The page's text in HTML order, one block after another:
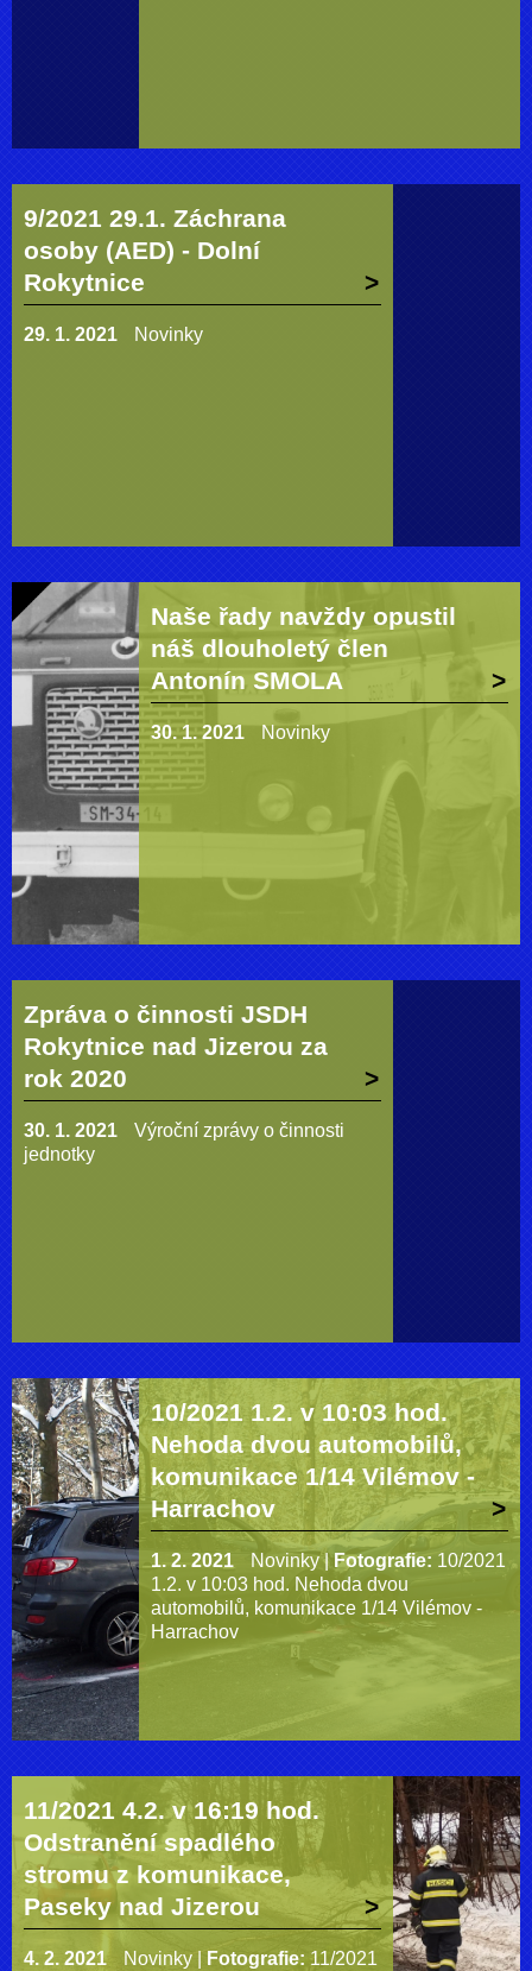
9/2021 29.1. Záchrana
osoby (AED) - Dolní
Rokytnice
29. 1. 2021 Novinky
Naše řady navždy opustil
náš dlouholetý člen
Antonín SMOLA
30. 1. 2021 Novinky
Zpráva o činnosti JSDH
Rokytnice nad Jizerou za
rok 2020
30. 1. 2021
Výroční zprávy o činnosti
jednotky
10/2021 1.2. v 10:03 hod.
Nehoda dvou automobilů,
komunikace 1/14 Vilémov -
Harrachov
1. 2. 2021 Novinky |Fotografie: 10/2021
1.2. v 10:03 hod. Nehoda dvou
automobilů, komunikace 1/14 Vilémov -
Harrachov
11/2021 4.2. v 16:19 hod.
Odstranění spadlého
stromu z komunikace,
Paseky nad Jizerou
4. 2. 2021 Novinky Fotografie: 11/2021